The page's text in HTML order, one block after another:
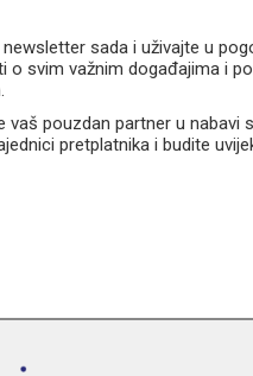
sada i uživajte u
o svim važnim događajima i
vaš pouzdan partner u
pretplatnika i budite